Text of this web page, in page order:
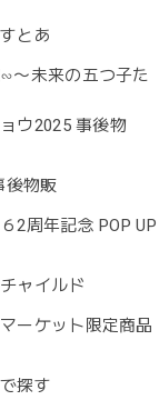
とあ
〜未来の五つ子た
ウ2025 事後物
後物販
2周年記念 POP UP
ャイルド
ーケット限定商品
探す